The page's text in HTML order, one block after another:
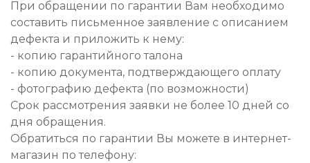
При обращении по гарантии Вам необходимо
составить письменное заявление с описанием
дефекта и приложить к нему:
- копию гарантийного талона
- копию документа, подтверждающего оплату
- фотографию дефекта (по возможности)
Срок рассмотрения заявки не более 10 дней со
дня обращения.
Обратиться по гарантии Вы можете в интернет-
магазин по телефону: